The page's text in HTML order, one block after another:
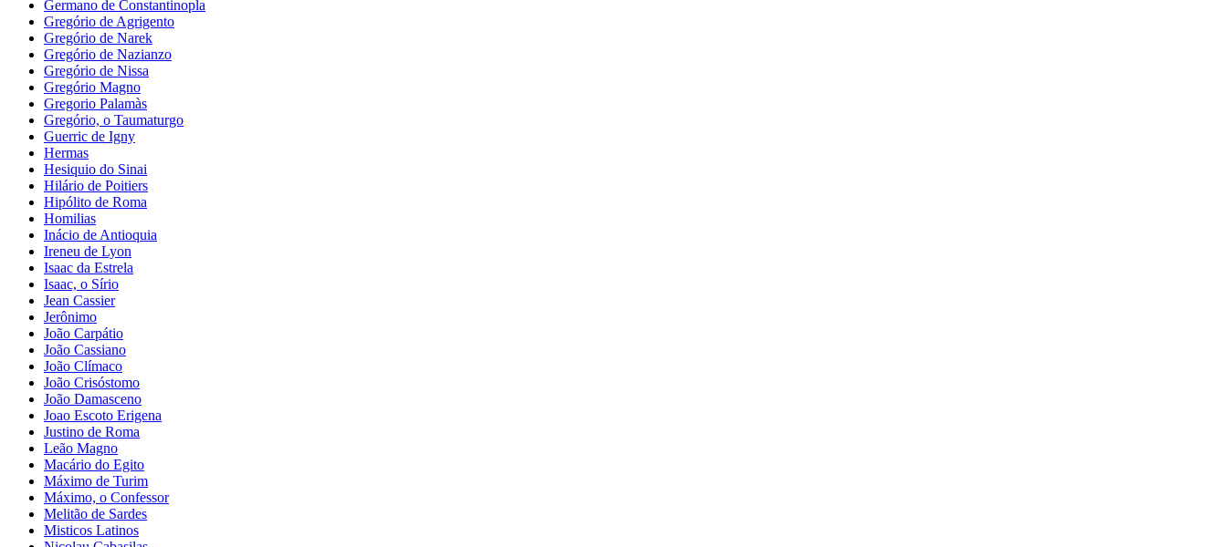
Germano de Constantinopla
Gregório de Agrigento
Gregório de Narek
Gregório de Nazianzo
Gregório de Nissa
Gregório Magno
Gregorio Palamàs
Gregório, o Taumaturgo
Guerric de Igny
Hermas
Hesiquio do Sinai
Hilário de Poitiers
Hipólito de Roma
Homilias
Inácio de Antioquia
Ireneu de Lyon
Isaac da Estrela
Isaac, o Sírio
Jean Cassier
Jerônimo
João Carpátio
João Cassiano
João Clímaco
João Crisóstomo
João Damasceno
Joao Escoto Erigena
Justino de Roma
Leão Magno
Macário do Egito
Máximo de Turim
Máximo, o Confessor
Melitão de Sardes
Misticos Latinos